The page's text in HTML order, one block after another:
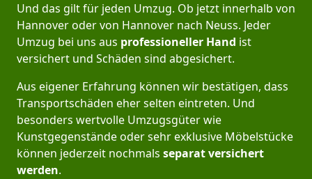
Und das gilt für jeden Umzug. Ob jetzt innerhalb von
Hannover oder von Hannover nach Neuss. Jeder
Umzug bei uns aus professioneller Hand ist
versichert und Schäden sind abgesichert.
Aus eigener Erfahrung können wir bestätigen, dass
Transportschäden eher selten eintreten. Und
besonders wertvolle Umzugsgüter wie
Kunstgegenstände oder sehr exklusive Möbelstücke
können jederzeit nochmals separat versichert
werden.